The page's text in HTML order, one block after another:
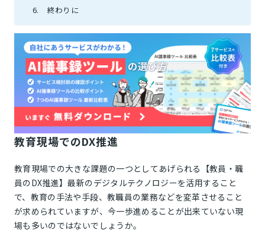
終わりに
教育現場でのDX推進
教育現場での大きな課題の一つとしてあげられる【教員・職
員のDX推進】最新のデジタルテクノロジーを活用すること
で、教育の手法や手段、教職員の業務などを変革させること
が求められていますが、今一歩進めることが出来ていない現
場も多いのではないでしょうか。